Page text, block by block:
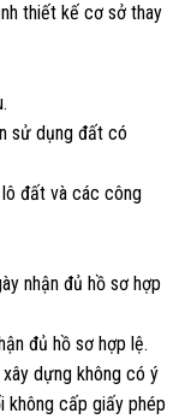
thiết kế cơ sở thay
sử dụng đất có
đất và các công
nhận đủ hồ sơ hợp
đủ hồ sơ hợp lệ.
dựng không có ý
không cấp giấy phép